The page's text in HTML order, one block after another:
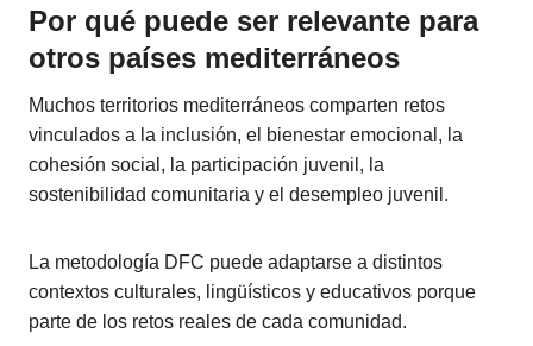
Por qué puede ser relevante para
otros países mediterráneos
Muchos territorios mediterráneos comparten retos
vinculados a la inclusión, el bienestar emocional, la
cohesión social, la participación juvenil, la
sostenibilidad comunitaria y el desempleo juvenil.
La metodología DFC puede adaptarse a distintos
contextos culturales, lingüísticos y educativos porque
parte de los retos reales de cada comunidad.